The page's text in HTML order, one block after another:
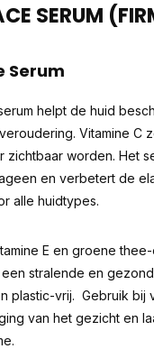
SERUM
Serum
helpt de huid
Vitamine C
zichtbaar worden. Het
en verbetert de
alle huidtypes.
E en groene
een stralende en
plastic-vrij. Gebruik bij
van het gezicht en